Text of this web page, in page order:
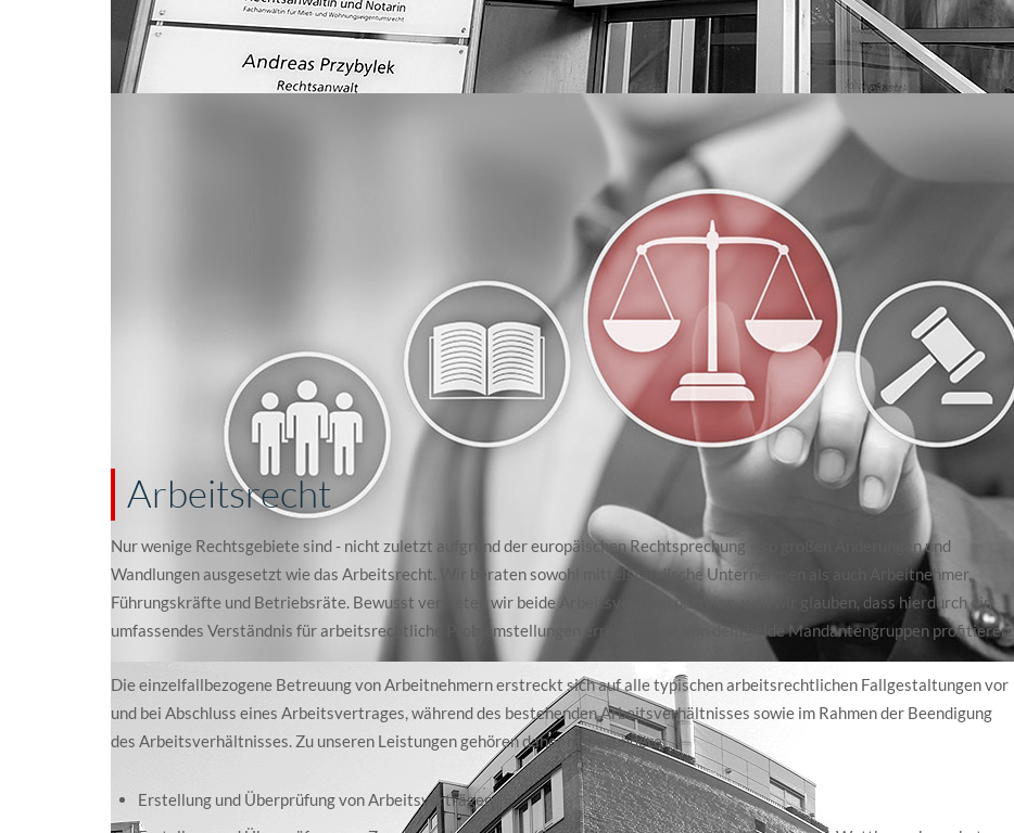
Arbeitsrecht
Nur wenige Rechtsgebiete sind - nicht zuletzt aufgrund der europäischen Rechtsprechung – so großen Änderungen und
Wandlungen ausgesetzt wie das Arbeitsrecht. Wir beraten sowohl mittelständische Unternehmen als auch Arbeitnehmer,
Führungskräfte und Betriebsräte. Bewusst vertreten wir beide Arbeitsvertragsparteien, weil wir glauben, dass hierdurch ein
umfassendes Verständnis für arbeitsrechtliche Problemstellungen erreicht wird, von dem beide Mandantengruppen profitieren.
Die einzelfallbezogene Betreuung von Arbeitnehmern erstreckt sich auf alle typischen arbeitsrechtlichen Fallgestaltungen vor
und bei Abschluss eines Arbeitsvertrages, während des bestehenden Arbeitsverhältnisses sowie im Rahmen der Beendigung
des Arbeitsverhältnisses. Zu unseren Leistungen gehören daher insbesondere:
Erstellung und Überprüfung von Arbeitsverträgen